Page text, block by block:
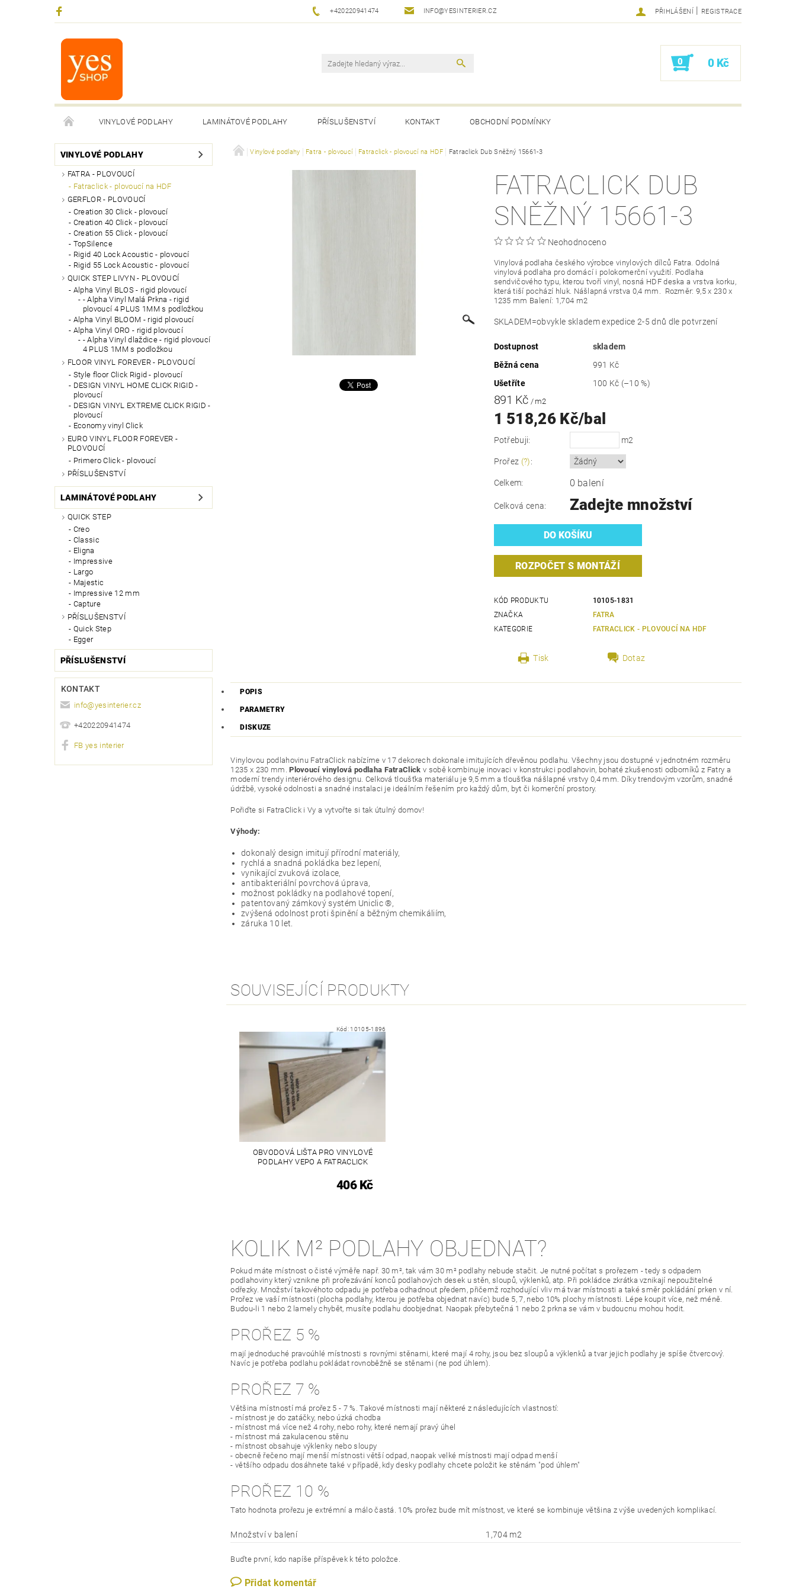
+420220941474 INFO@YESINTERIER.CZ PŘIHLÁŠENÍ | REGISTRACE
0 0 Kč
VINYLOVÉ PODLAHY LAMINÁTOVÉ PODLAHY PŘÍSLUŠENSTVÍ KONTAKT OBCHODNÍ PODMÍNKY
VINYLOVÉ PODLAHY
FATRA - PLOVOUCÍ
Fatraclick - plovoucí na HDF
GERFLOR - PLOVOUCÍ
Creation 30 Click - plovoucí
Creation 40 Click - plovoucí
Creation 55 Click - plovoucí
TopSilence
Rigid 40 Lock Acoustic - plovoucí
Rigid 55 Lock Acoustic - plovoucí
QUICK STEP LIVYN - PLOVOUCÍ
Alpha Vinyl BLOS - rigid plovoucí
- Alpha Vinyl Malá Prkna - rigid
plovoucí 4 PLUS 1MM s podložkou
Alpha Vinyl BLOOM - rigid plovoucí
Alpha Vinyl ORO - rigid plovoucí
- Alpha Vinyl dlaždice - rigid plovoucí
4 PLUS 1MM s podložkou
FLOOR VINYL FOREVER - PLOVOUCÍ
Style floor Click Rigid - plovoucí
DESIGN VINYL HOME CLICK RIGID -
plovoucí
DESIGN VINYL EXTREME CLICK RIGID -
plovoucí
Economy vinyl Click
EURO VINYL FLOOR FOREVER -
PLOVOUCÍ
Primero Click - plovoucí
PŘÍSLUŠENSTVÍ
LAMINÁTOVÉ PODLAHY
QUICK STEP
Creo
Classic
Eligna
Impressive
Largo
Majestic
Impressive 12 mm
Capture
PŘÍSLUŠENSTVÍ
Quick Step
Egger
PŘÍSLUŠENSTVÍ
KONTAKT
info@yesinterier.cz
+420220941474
FB yes interier
Vinylové podlahy Fatra - plovoucí Fatraclick - plovoucí na HDF Fatraclick Dub Sněžný 15661-3
FATRACLICK DUB
SNĚŽNÝ 15661-3
Neohodnoceno
Vinylová podlaha českého výrobce vinylových dílců Fatra. Odolná
vinylová podlaha pro domácí i polokomerční využití. Podlaha
sendvičového typu, kterou tvoří vinyl, nosná HDF deska a vrstva korku,
která tiší pochází hluk. Nášlapná vrstva 0,4 mm. Rozměr: 9,5 x 230 x
1235 mm Balení: 1,704 m2
SKLADEM=obvykle skladem expedice 2-5 dnů dle potvrzení
Dostupnost
skladem
Běžná cena
991 Kč
Ušetříte
100 Kč (–10 %)
891 Kč/ m2
1 518,26 Kč/bal
Potřebuji: m2
Prořez (?):
Celkem: 0 balení
Celková cena: Zadejte množství
ROZPOČET S MONTÁŽÍ
KÓD PRODUKTU
10105-1831
ZNAČKA
FATRA
KATEGORIE
FATRACLICK - PLOVOUCÍ NA HDF
Tisk Dotaz
POPIS
PARAMETRY
DISKUZE
Vinylovou podlahovinu FatraClick nabízíme v 17 dekorech dokonale imitujících dřevěnou podlahu. Všechny jsou dostupné v jednotném rozměru
1235 x 230 mm.Plovoucí vinylová podlaha FatraClick v sobě kombinuje inovaci v konstrukci podlahovin, bohaté zkušenosti odborníků z Fatry a
moderní trendy interiérového designu. Celková tloušťka materiálu je 9,5 mm a tloušťka nášlapné vrstvy 0,4 mm. Díky trendovým vzorům, snadné
údržbě, vysoké odolnosti a snadné instalaci je ideálním řešením pro každý dům, byt či komerční prostory.
Pořiďte si FatraClick i Vy a vytvořte si tak útulný domov!
Výhody:
dokonalý design imitují přírodní materiály,
rychlá a snadná pokládka bez lepení,
vynikající zvuková izolace,
antibakteriální povrchová úprava,
možnost pokládky na podlahové topení,
patentovaný zámkový systém Uniclic ®,
zvýšená odolnost proti špinění a běžným chemikáliím,
záruka 10 let.
SOUVISEJÍCÍ PRODUKTY
Kód: 10105-1896
OBVODOVÁ LIŠTA PRO VINYLOVÉ
PODLAHY VEPO A FATRACLICK
406 Kč
KOLIK M² PODLAHY OBJEDNAT?
Pokud máte místnost o čisté výměře např. 30 m², tak vám 30 m² podlahy nebude stačit. Je nutné počítat s prořezem - tedy s odpadem
podlahoviny který vznikne při prořezávání konců podlahových desek u stěn, sloupů, výklenků, atp. Při pokládce zkrátka vznikají nepoužitelné
odřezky. Množství takovéhoto odpadu je potřeba odhadnout předem, přičemž rozhodující vliv má tvar místnosti a také směr pokládání prken v ní.
Prořez ve vaší místnosti (plocha podlahy, kterou je potřeba objednat navíc) bude 5, 7, nebo 10% plochy místnosti. Lépe koupit více, než méně.
Budou-li 1 nebo 2 lamely chybět, musíte podlahu doobjednat. Naopak přebytečná 1 nebo 2 prkna se vám v budoucnu mohou hodit.
PROŘEZ 5 %
mají jednoduché pravoúhlé místnosti s rovnými stěnami, které mají 4 rohy, jsou bez sloupů a výklenků a tvar jejich podlahy je spíše čtvercový.
Navíc je potřeba podlahu pokládat rovnoběžně se stěnami (ne pod úhlem).
PROŘEZ 7 %
Většina místností má prořez 5 - 7 %. Takové místnosti mají některé z následujících vlastností:
- místnost je do zatáčky, nebo úzká chodba
- místnost má více než 4 rohy, nebo rohy, které nemají pravý úhel
- místnost má zakulacenou stěnu
- místnost obsahuje výklenky nebo sloupy
- obecně řečeno mají menší místnosti větší odpad, naopak velké místnosti mají odpad menší
- většího odpadu dosáhnete také v případě, kdy desky podlahy chcete položit ke stěnám "pod úhlem"
PROŘEZ 10 %
Tato hodnota prořezu je extrémní a málo častá. 10% prořez bude mít místnost, ve které se kombinuje většina z výše uvedených komplikací.
Množství v balení 1,704 m2
Buďte první, kdo napíše příspěvek k této položce.
Přidat komentář